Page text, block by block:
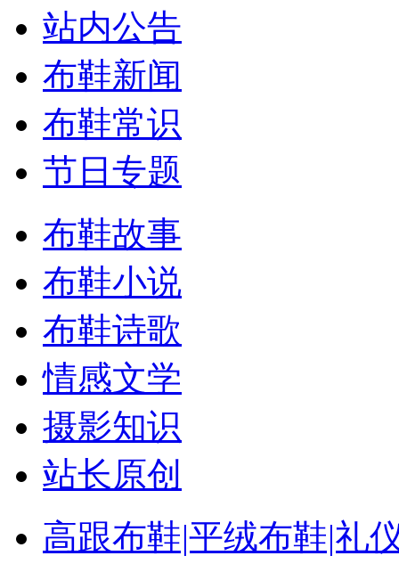
站内公告
布鞋新闻
布鞋常识
节日专题
布鞋故事
布鞋小说
布鞋诗歌
情感文学
摄影知识
站长原创
高跟布鞋|平绒布鞋|礼